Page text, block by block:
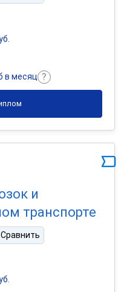
в месяц
и
транспорте
Сравнить